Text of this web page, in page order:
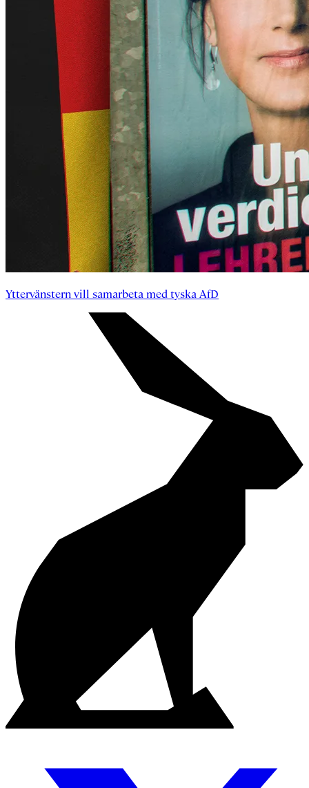
Yttervänstern vill samarbeta med tyska AfD